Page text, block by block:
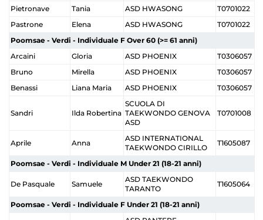
Pietronave Tania ASD HWASONG
T0701022
Pastrone
Elena ASD HWASONG
T0701022
Poomsae - Verdi - Individuale F Over 60 (>= 61 anni)
Arcaini
Gloria ASD PHOENIX
T0306057
Bruno
Mirella ASD PHOENIX
T0306057
Benassi
Liana Maria ASD PHOENIX T0306057
Sandri Ilda Robertina
SCUOLA DI
TAEKWONDO GENOVA
ASD
T0701008
Aprile Anna
ASD INTERNATIONAL
TAEKWONDO CIRILLO
T1605087
Poomsae - Verdi - Individuale M Under 21 (18-21 anni)
De Pasquale Samuele
ASD TAEKWONDO
TARANTO
T1605064
Poomsae - Verdi - Individuale F Under 21 (18-21 anni)